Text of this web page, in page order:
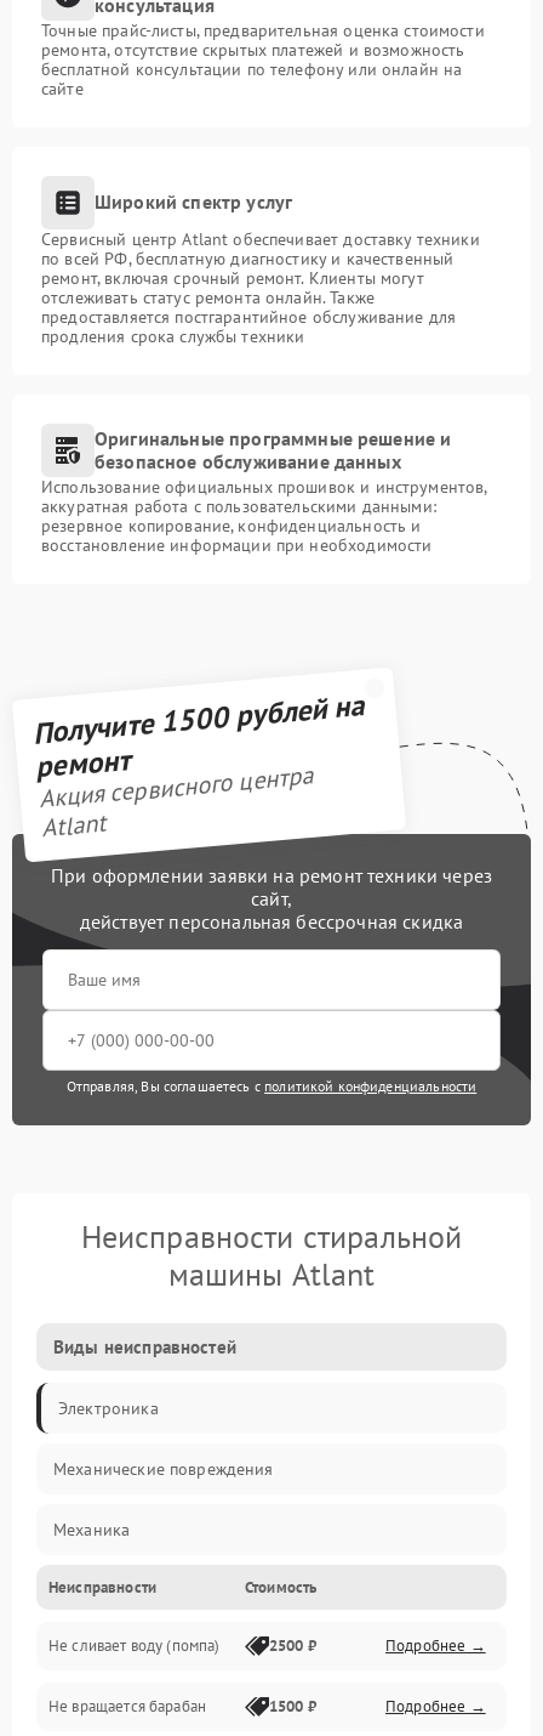
Точные прайс-листы, предварительная оценка стоимости
ремонта, отсутствие скрытых платежей и возможность
бесплатной консультации по телефону или онлайн на
сайте
Широкий спектр услуг
Сервисный центр Atlant обеспечивает доставку техники
по всей РФ, бесплатную диагностику и качественный
ремонт, включая срочный ремонт. Клиенты могут
отслеживать статус ремонта онлайн. Также
предоставляется постгарантийное обслуживание для
продления срока службы техники
Оригинальные программные решение и
безопасное обслуживание данных
Использование официальных прошивок и инструментов,
аккуратная работа с пользовательскими данными:
резервное копирование, конфиденциальность и
восстановление информации при необходимости
Получите 1500 рублей на
ремонт
Акция сервисного центра
Atlant
При оформлении заявки на ремонт техники через
сайт,
действует персональная бессрочная скидка
Отправляя, Вы соглашаетесь с политикой конфиденциальности
Неисправности стиральной
машины Atlant
Виды неисправностей
Электроника
Механические повреждения
Механика
Электропитание
Водоснабжение
Слив
Неисправности Стоимость
Не сливает воду (помпа) 2500 ₽ Подробнее →
Не вращается барабан 1500 ₽ Подробнее →